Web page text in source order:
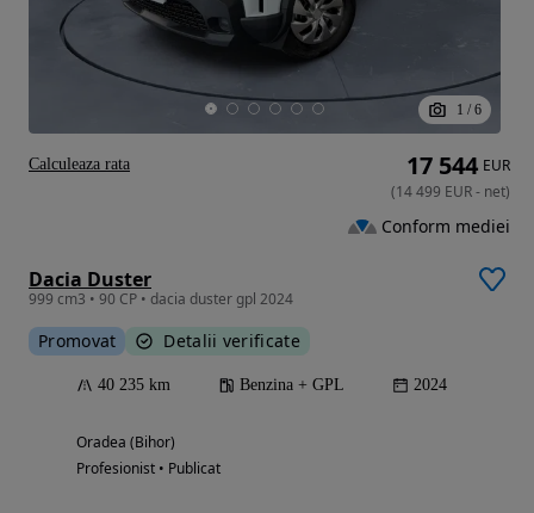
1 / 6
Dacia Duster
999 cm3 • 90 CP • dacia duster gpl 2024
Promovat Detalii verificate
40 235 km Benzina + GPL 2024
Oradea (Bihor)
Profesionist • Publicat
17 544 EUR
(14 499 EUR- net)
Conform mediei
Calculeaza rata